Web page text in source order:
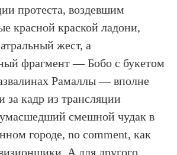
протеста, воздевшим
красной краской ладони,
жест, а
фрагмент — Бобо с букетом
Рамаллы — вполне
за кадр из трансляции
смешной чудак в
городе, no comment, как
А для другого